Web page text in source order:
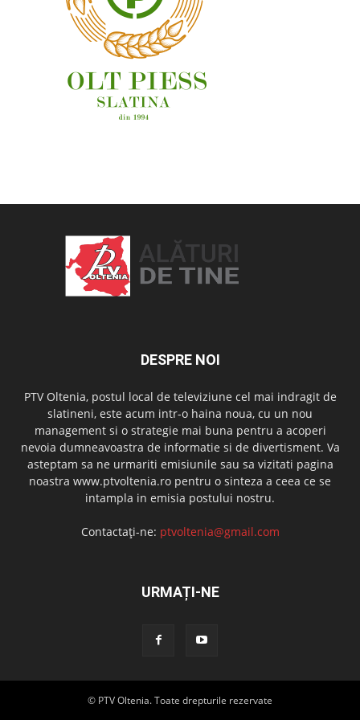
DESPRE NOI
PTV Oltenia, postul local de televiziune cel mai indragit de
slatineni, este acum intr-o haina noua, cu un nou
management si o strategie mai buna pentru a acoperi
nevoia dumneavoastra de informatie si de divertisment. Va
asteptam sa ne urmariti emisiunile sau sa vizitati pagina
noastra www.ptvoltenia.ro pentru o sinteza a ceea ce se
intampla in emisia postului nostru.
Contactați-ne: ptvoltenia@gmail.com
URMAȚI-NE
© PTV Oltenia. Toate drepturile rezervate